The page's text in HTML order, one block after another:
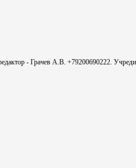
- Грачев А.В. +79200690222.